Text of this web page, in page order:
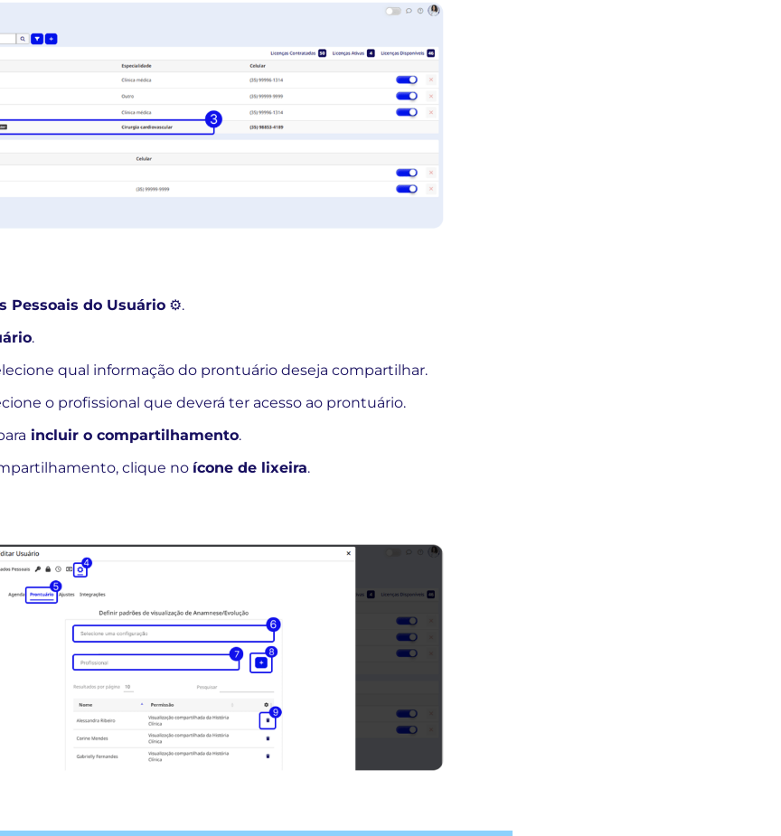
Pessoais do Usuário ⚙️.
.
qual informação do prontuário deseja compartilhar.
o profissional que deverá ter acesso ao prontuário.
incluir o compartilhamento.
clique no ícone de lixeira.